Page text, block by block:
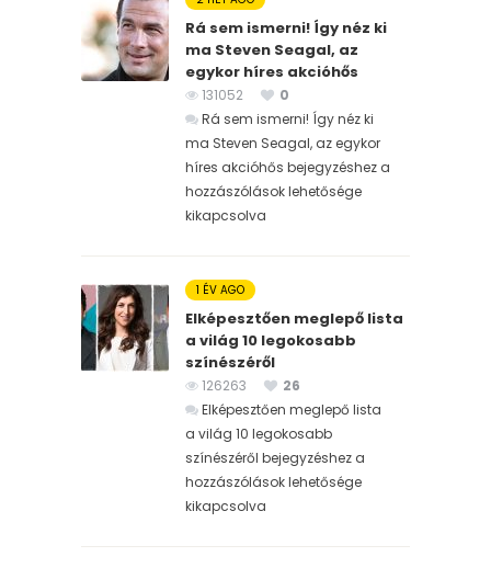
Rá sem ismerni! Így néz ki
ma Steven Seagal, az
egykor híres akcióhős
131052
0
Rá sem ismerni! Így néz ki
ma Steven Seagal, az egykor
híres akcióhős bejegyzéshez a
hozzászólások lehetősége
kikapcsolva
1 ÉV AGO
Elképesztően meglepő lista
a világ 10 legokosabb
színészéről
126263
26
Elképesztően meglepő lista
a világ 10 legokosabb
színészéről bejegyzéshez a
hozzászólások lehetősége
kikapcsolva